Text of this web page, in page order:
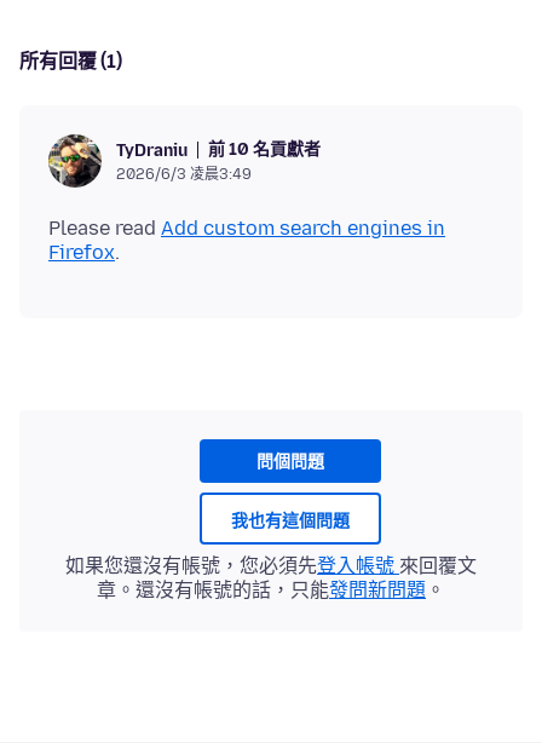
所有回覆 (1)
TyDraniu 前 10 名貢獻者
2026/6/3 凌晨3:49
Please read Add custom search engines in
Firefox
問個問題
我也有這個問題
如果您還沒有帳號，您必須先登入帳號 來回覆文
章。還沒有帳號的話，只能發問新問題 。